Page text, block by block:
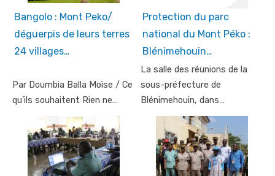
Bangolo : Mont Peko/
déguerpis de leurs terres
24 villages…
Par Doumbia Balla Moïse / Ce
qu’ils souhaitent Rien ne…
Protection du parc
national du Mont Péko :
Blénimehouin…
La salle des réunions de la
sous-préfecture de
Blénimehouin, dans…